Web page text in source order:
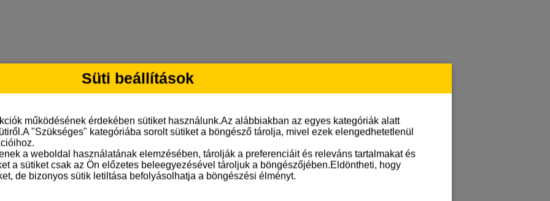
Süti beállítások
működésének érdekében sütiket használunk.Az alábbiakban az egyes kategóriák alatt
"Szükséges" kategóriába sorolt sütiket a böngésző tárolja, mivel ezek elengedhetetlenül
a weboldal használatának elemzésében, tárolják a preferenciáit és releváns tartalmakat és
a sütiket csak az Ön előzetes beleegyezésével tároljuk a böngészőjében.Eldöntheti, hogy
de bizonyos sütik letiltása befolyásolhatja a böngészési élményt.